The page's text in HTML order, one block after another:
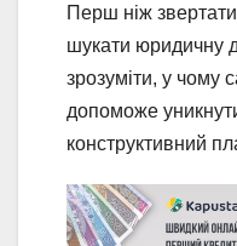
Перш ніж
шукати юридичну
зрозуміти, у чому
допоможе
конструктивний